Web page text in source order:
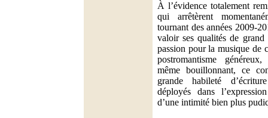
À l’évidence totalement
qui arrêtèrent
tournant des années 2009-
valoir ses qualités de grand
passion pour la musique de
postromantisme
même bouillonnant, ce
grande habileté
déployés dans
d’une intimité bien plus